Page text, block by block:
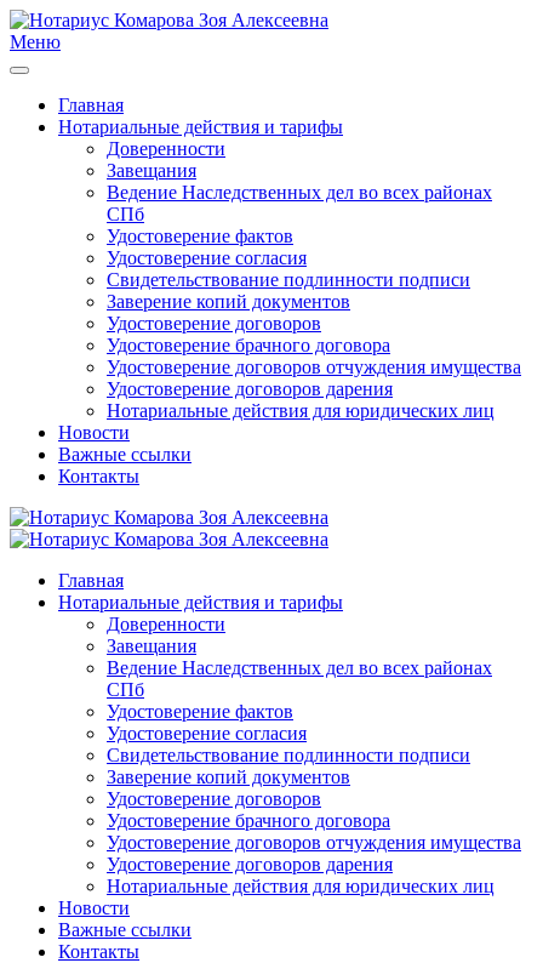
Меню
Главная
Нотариальные действия и тарифы
Доверенности
Завещания
Ведение Наследственных дел во всех районах
СПб
Удостоверение фактов
Удостоверение согласия
Свидетельствование подлинности подписи
Заверение копий документов
Удостоверение договоров
Удостоверение брачного договора
Удостоверение договоров отчуждения имущества
Удостоверение договоров дарения
Нотариальные действия для юридических лиц
Новости
Важные ссылки
Контакты
Главная
Нотариальные действия и тарифы
Доверенности
Завещания
Ведение Наследственных дел во всех районах
СПб
Удостоверение фактов
Удостоверение согласия
Свидетельствование подлинности подписи
Заверение копий документов
Удостоверение договоров
Удостоверение брачного договора
Удостоверение договоров отчуждения имущества
Удостоверение договоров дарения
Нотариальные действия для юридических лиц
Новости
Важные ссылки
Контакты